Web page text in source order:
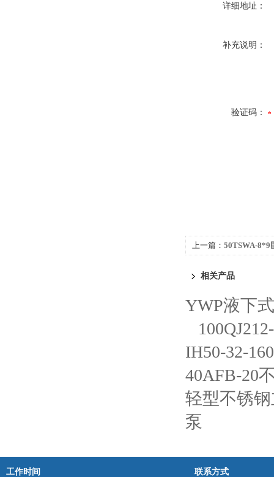
详细地址：
补充说明：
验证码：
上一篇： 50TSWA-8*9
相关产品
YWP液下
IH50-32-
40AFB-20
轻型不锈
泵
工作时间 联系方式